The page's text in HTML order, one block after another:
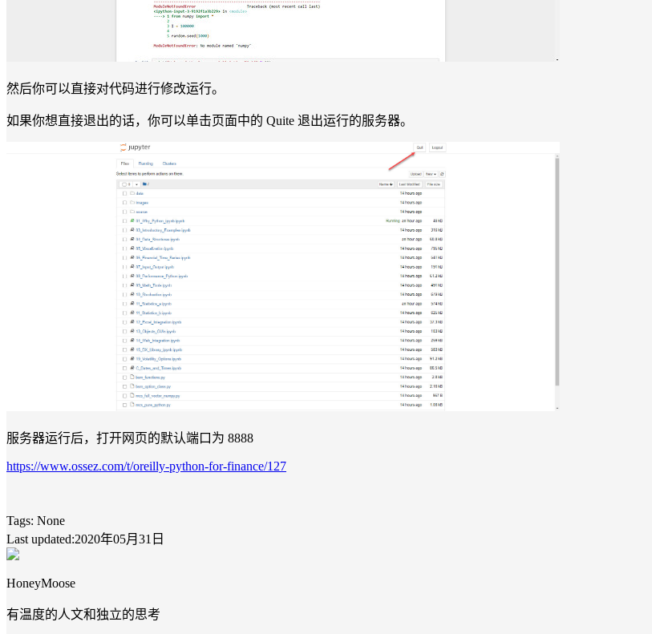
然后你可以直接对代码进行修改运行。
如果你想直接退出的话，你可以单击页面中的 Quite 退出运行的服务器。
服务器运行后，打开网页的默认端口为 8888
https://www.ossez.com/t/oreilly-python-for-finance/127
Tags: None
Last updated:2020年05月31日
HoneyMoose
有温度的人文和独立的思考